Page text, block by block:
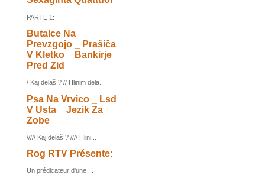
PARTE 1:
Butalce Na
Prevzgojo _ Prašiča
V Kletko _ Bankirje
Pred Zid
/ Kaj delaš ? // Hlinim dela...
Psa Na Vrvico _ Lsd
V Usta _ Jezik Za
Zobe
///// Kaj delaš ? //// Hlini...
Rog RTV Présente:
Un prédicateur d'une ...